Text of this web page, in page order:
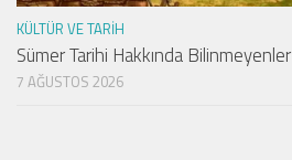
KÜLTÜR VE TARIH
Sümer Tarihi Hakkında Bilinmeyenler
7 AĞUSTOS 2026